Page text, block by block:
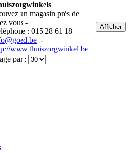
un magasin près de
vous -
: 015 28 61 18
-
www.thuiszorgwinkel.be
Afficher
par :